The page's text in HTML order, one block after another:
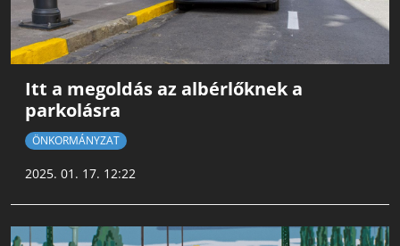
Itt a megoldás az albérlőknek a
parkolásra
ÖNKORMÁNYZAT
2025. 01. 17. 12:22